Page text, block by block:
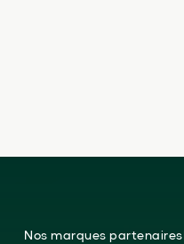
Nos marques partenaires